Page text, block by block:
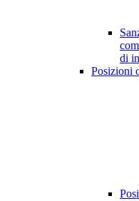
di
Posizioni